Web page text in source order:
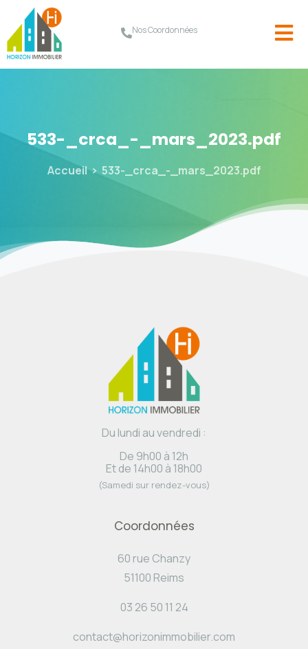
Nos Coordonnées
533-_crca_-_mars_2023.pdf
Accueil 533-_crca_-_mars_2023.pdf
Du lundi au vendredi :
De 9h00 à 12h
Et de 14h00 à 18h00
(Samedi sur rendez-vous)
Coordonnées
60 rue Chanzy
51100 Reims
03 26 50 11 24
contact@horizonimmobilier.com